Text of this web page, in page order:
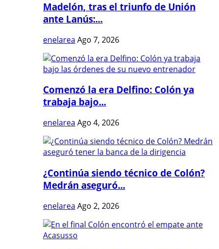
Madelón, tras el triunfo de Unión
ante Lanús:...
enelarea Ago 7, 2026
Comenzó la era Delfino: Colón ya
trabaja bajo...
enelarea Ago 4, 2026
¿Continúa siendo técnico de Colón?
Medrán aseguró...
enelarea Ago 2, 2026